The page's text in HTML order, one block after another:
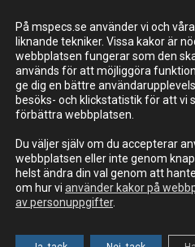
Mäklarsamfundet System i Sverige AB
Adress: Luntmakargatan 26, 111 37
010-221 61 00
support@mspecs.se
Information om personuppgifter
På mspecs.se använder vi och
liknande tekniker. Vissa kakor är
webbplatsen fungerar som den
används för att möjliggöra
ge dig en bättre
besöks- och klickstatistik för att vi
förbättra webbplatsen.
Du väljer själv om du accepterar
webbplatsen eller inte genom
helst ändra din val genom att
om hur vi använder kakor på
av personuppgifter.